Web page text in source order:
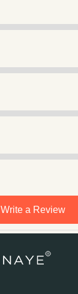
Write a Review